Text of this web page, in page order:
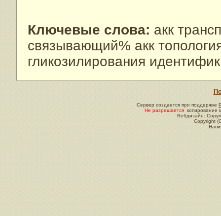
Ключевые слова: акк
связывающий% акк
гликозилирования
Сервер создается при поддержке
Не разрешается копирование
Вебдизайн:
Copyright